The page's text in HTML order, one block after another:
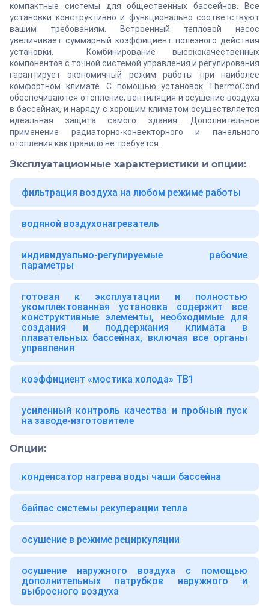
компактные системы для общественных бассейнов. Все
установки конструктивно и функционально соответствуют
вашим требованиям. Встроенный тепловой насос
увеличивает суммарный коэффициент полезного действия
установки. Комбинирование высококачественных
компонентов с точной системой управления и регулирования
гарантирует экономичный режим работы при наиболее
комфортном климате. С помощью установок ThermoCond
обеспечиваются отопление, вентиляция и осушение воздуха
в бассейнах, и наряду с хорошим климатом осуществляется
идеальная защита самого здания. Дополнительное
применение радиаторно-конвекторного и панельного
отопления как правило не требуется.
Эксплуатационные характеристики и опции:
фильтрация воздуха на любом режиме работы
водяной воздухонагреватель
индивидуально-регулируемые рабочие
параметры
готовая к эксплуатации и полностью
укомплектованная установка содержит все
конструктивные элементы, необходимые для
создания и поддержания климата в
плавательных бассейнах, включая все органы
управления
коэффициент «мостика холода» TB1
усиленный контроль качества и пробный пуск
на заводе-изготовителе
Опции:
конденсатор нагрева воды чаши бассейна
байпас системы рекуперации тепла
осушение в режиме рециркуляции
осушение наружного воздуха с помощью
дополнительных патрубков наружного и
выбросного воздуха